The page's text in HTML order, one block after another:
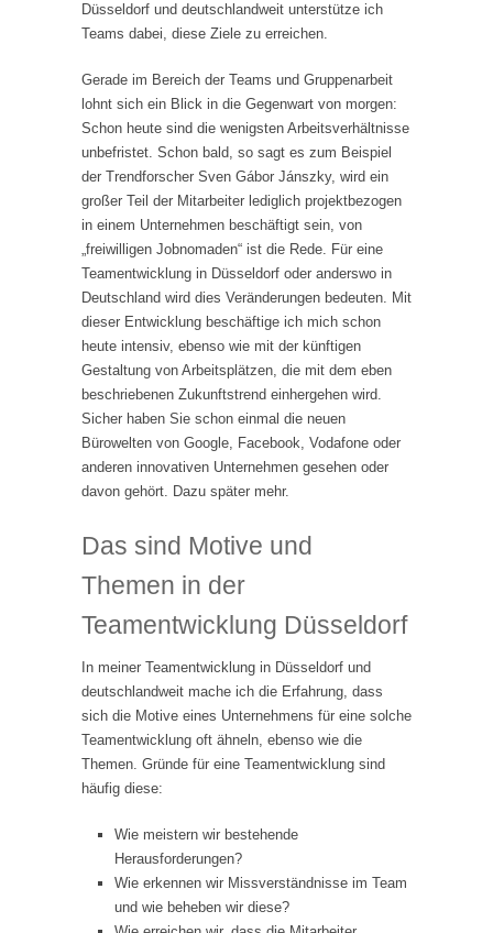
Düsseldorf und deutschlandweit unterstütze ich
Teams dabei, diese Ziele zu erreichen.
Gerade im Bereich der Teams und Gruppenarbeit
lohnt sich ein Blick in die Gegenwart von morgen:
Schon heute sind die wenigsten Arbeitsverhältnisse
unbefristet. Schon bald, so sagt es zum Beispiel
der Trendforscher Sven Gábor Jánszky, wird ein
großer Teil der Mitarbeiter lediglich projektbezogen
in einem Unternehmen beschäftigt sein, von
„freiwilligen Jobnomaden“ ist die Rede. Für eine
Teamentwicklung in Düsseldorf oder anderswo in
Deutschland wird dies Veränderungen bedeuten. Mit
dieser Entwicklung beschäftige ich mich schon
heute intensiv, ebenso wie mit der künftigen
Gestaltung von Arbeitsplätzen, die mit dem eben
beschriebenen Zukunftstrend einhergehen wird.
Sicher haben Sie schon einmal die neuen
Bürowelten von Google, Facebook, Vodafone oder
anderen innovativen Unternehmen gesehen oder
davon gehört. Dazu später mehr.
Das sind Motive und
Themen in der
Teamentwicklung Düsseldorf
In meiner Teamentwicklung in Düsseldorf und
deutschlandweit mache ich die Erfahrung, dass
sich die Motive eines Unternehmens für eine solche
Teamentwicklung oft ähneln, ebenso wie die
Themen. Gründe für eine Teamentwicklung sind
häufig diese:
Wie meistern wir bestehende
Herausforderungen?
Wie erkennen wir Missverständnisse im Team
und wie beheben wir diese?